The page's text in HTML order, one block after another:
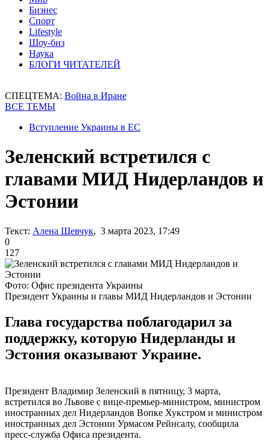
Бизнес
Спорт
Lifestyle
Шоу-биз
Наука
БЛОГИ ЧИТАТЕЛЕЙ
СПЕЦТЕМА: Война в Иране
ВСЕ ТЕМЫ
Вступление Украины в ЕС
Зеленский встретился с
главами МИД Нидерландов и
Эстонии
Текст: Алена Шевчук, 3 марта 2023, 17:49
0
127
Фото: Офис президента Украины
Президент Украины и главы МИД Нидерландов и Эстонии
Глава государства поблагодарил за
поддержку, которую Нидерланды и
Эстония оказывают Украине.
Президент Владимир Зеленский в пятницу, 3 марта,
встретился во Львове с вице-премьер-министром, министром
иностранных дел Нидерландов Вопке Хукстром и министром
иностранных дел Эстонии Урмасом Рейнсалу, сообщила
пресс-служба Офиса президента.